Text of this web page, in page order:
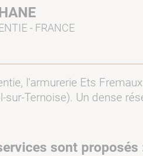
- FRANCE
l'armurerie Ets
sur-Ternoise). Un dense
sont proposés